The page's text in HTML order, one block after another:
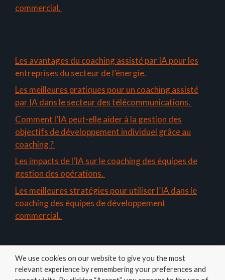
commercial.
Les avantages du coaching assisté par IA pour les
entreprises du secteur de l’énergie.
Les meilleures pratiques pour un coaching assisté
par IA dans le secteur des télécommunications.
Comment l’IA peut-elle aider à la gestion des
objectifs de développement individuel grâce au
coaching ?
Les impacts de l’IA sur le coaching des équipes de
gestion des opérations.
Les meilleures stratégies pour utiliser l’IA dans le
coaching des équipes de développement
commercial.
We use cookies on our website to give you the most
relevant experience by remembering your preferences and